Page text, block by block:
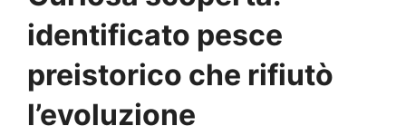
identificato pesce
preistorico che rifiutò
l’evoluzione